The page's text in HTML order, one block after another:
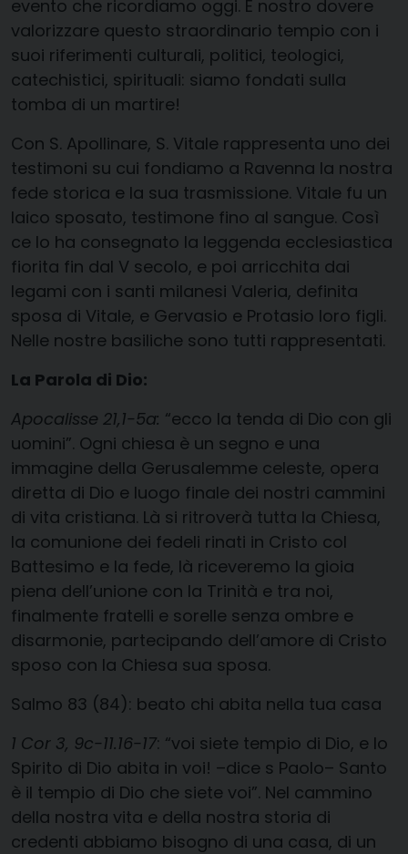
evento che ricordiamo oggi. È nostro dovere
valorizzare questo straordinario tempio con i
suoi riferimenti culturali, politici, teologici,
catechistici, spirituali: siamo fondati sulla
tomba di un martire!
Con S. Apollinare, S. Vitale rappresenta uno dei
testimoni su cui fondiamo a Ravenna la nostra
fede storica e la sua trasmissione. Vitale fu un
laico sposato, testimone fino al sangue. Così
ce lo ha consegnato la leggenda ecclesiastica
fiorita fin dal V secolo, e poi arricchita dai
legami con i santi milanesi Valeria, definita
sposa di Vitale, e Gervasio e Protasio loro figli.
Nelle nostre basiliche sono tutti rappresentati.
La Parola di Dio:
Apocalisse 21,1-5a: “ecco la tenda di Dio con gli
uomini”. Ogni chiesa è un segno e una
immagine della Gerusalemme celeste, opera
diretta di Dio e luogo finale dei nostri cammini
di vita cristiana. Là si ritroverà tutta la Chiesa,
la comunione dei fedeli rinati in Cristo col
Battesimo e la fede, là riceveremo la gioia
piena dell’unione con la Trinità e tra noi,
finalmente fratelli e sorelle senza ombre e
disarmonie, partecipando dell’amore di Cristo
sposo con la Chiesa sua sposa.
Salmo 83 (84): beato chi abita nella tua casa
1 Cor 3, 9c-11.16-17: “voi siete tempio di Dio, e lo
Spirito di Dio abita in voi! –dice s Paolo– Santo
è il tempio di Dio che siete voi”. Nel cammino
della nostra vita e della nostra storia di
credenti abbiamo bisogno di una casa, di un